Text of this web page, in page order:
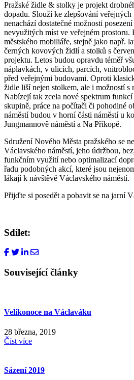
Pražské židle & stolky je projekt
dopadu. Slouží ke zlepšování
nenachází dostatečné možnosti
nevyužitých míst ve veřejném
městského mobiliáře, stejně jako např.
černých kovových židlí a stolků s
projektu. Letos budou opravdu téměř
náplavkách, v ulicích, parcích,
před veřejnými budovami. Oproti
židle liší nejen stolkem, ale i možností s
Nabízejí tak zcela nové spektrum
skupině, práce na počítači či pohodlné
náměstí budou v horní části náměstí u
Jungmannově náměstí a Na Příkopě.
Sdružení Nového Města pražského se
Václavského náměstí, jeho údržbou,
funkčním využití nebo optimalizací
řadu podobných akcí, které jsou
lákají k návštěvě Václavského náměstí.
Přijďte si posedět a pobavit se na jarní
Sdílet:
Související články
Velikonoce na Václaváku
28 března, 2019
Číst více
Sázení 2019